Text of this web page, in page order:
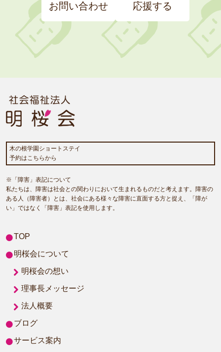
お問い合わせ 応援する
木の根学園ショートステイ
予約はこちらから
※「障害」表記について
私たちは、障害は社会との関わりにおいて生まれるものだと考えます。障害の
ある人（障害者）とは、社会にある様々な障害に直面する方と捉え、「障が
い」ではなく「障害」表記を使用します。
TOP
明桜会について
明桜会の想い
理事長メッセージ
法人概要
ブログ
サービス案内